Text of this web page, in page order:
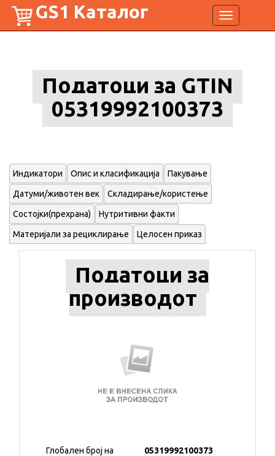
Toggle
navigation
GS1 Каталог
Податоци за GTIN
05319992100373
Индикатори Опис и класификација Пакување
Датуми/животен век Складирање/користење
Состојки(прехрана) Нутритивни факти
Материјали за рециклирање Целосен приказ
Податоци за
производот
Глобален број на
05319992100373